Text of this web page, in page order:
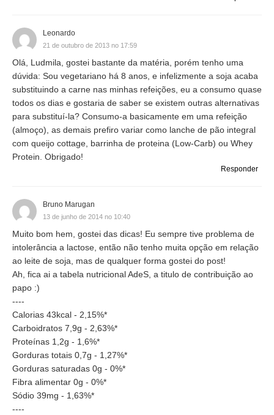
Leonardo
21 de outubro de 2013 no 17:59
Olá, Ludmila, gostei bastante da matéria, porém tenho uma
dúvida: Sou vegetariano há 8 anos, e infelizmente a soja acaba
substituindo a carne nas minhas refeições, eu a consumo quase
todos os dias e gostaria de saber se existem outras alternativas
para substituí-la? Consumo-a basicamente em uma refeição
(almoço), as demais prefiro variar como lanche de pão integral
com queijo cottage, barrinha de proteina (Low-Carb) ou Whey
Protein. Obrigado!
Responder
Bruno Marugan
13 de junho de 2014 no 10:40
Muito bom hem, gostei das dicas! Eu sempre tive problema de
intolerância a lactose, então não tenho muita opção em relação
ao leite de soja, mas de qualquer forma gostei do post!
Ah, fica ai a tabela nutricional AdeS, a titulo de contribuição ao
papo :)
----
Calorias 43kcal - 2,15%*
Carboidratos 7,9g - 2,63%*
Proteínas 1,2g - 1,6%*
Gorduras totais 0,7g - 1,27%*
Gorduras saturadas 0g - 0%*
Fibra alimentar 0g - 0%*
Sódio 39mg - 1,63%*
----